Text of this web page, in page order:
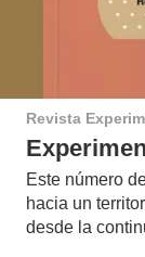
Revista
Este número
hacia un
desde la